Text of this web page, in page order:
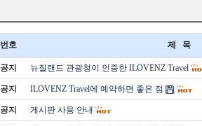
번호 제 목
공지 뉴질랜드 관광청이 인증한 ILOVENZ Travel
공지 ILOVENZ Travel에 예약하면 좋은 점
공지 게시판 사용 안내